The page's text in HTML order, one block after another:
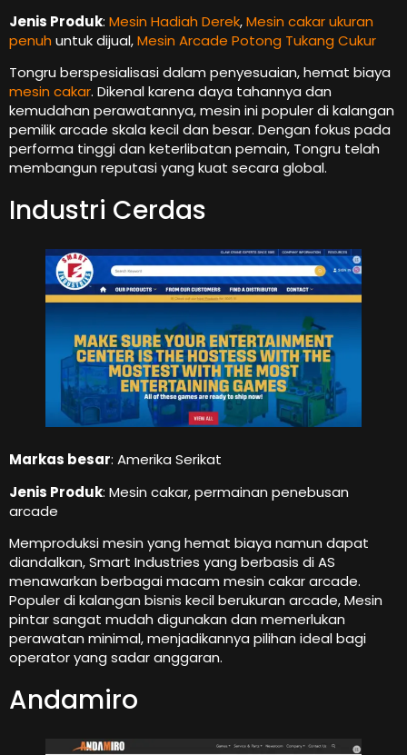
Jenis Produk: Mesin Hadiah Derek,Mesin cakar ukuran
penuh untuk dijual,Mesin Arcade Potong Tukang Cukur
Tongru berspesialisasi dalam penyesuaian, hemat biaya
mesin cakar. Dikenal karena daya tahannya dan
kemudahan perawatannya, mesin ini populer di kalangan
pemilik arcade skala kecil dan besar. Dengan fokus pada
performa tinggi dan keterlibatan pemain, Tongru telah
membangun reputasi yang kuat secara global.
Industri Cerdas
Markas besar: Amerika Serikat
Jenis Produk: Mesin cakar, permainan penebusan
arcade
Memproduksi mesin yang hemat biaya namun dapat
diandalkan, Smart Industries yang berbasis di AS
menawarkan berbagai macam mesin cakar arcade.
Populer di kalangan bisnis kecil berukuran arcade, Mesin
pintar sangat mudah digunakan dan memerlukan
perawatan minimal, menjadikannya pilihan ideal bagi
operator yang sadar anggaran.
Andamiro